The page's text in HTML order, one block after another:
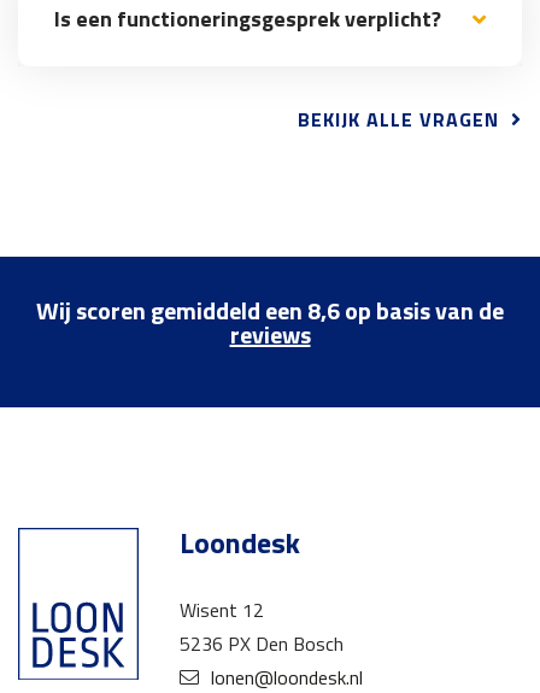
Is een functioneringsgesprek verplicht?
BEKIJK ALLE VRAGEN
Wij scoren gemiddeld een 8,6 op basis van de
reviews
Loondesk
Wisent 12
5236 PX Den Bosch
lonen@loondesk.nl